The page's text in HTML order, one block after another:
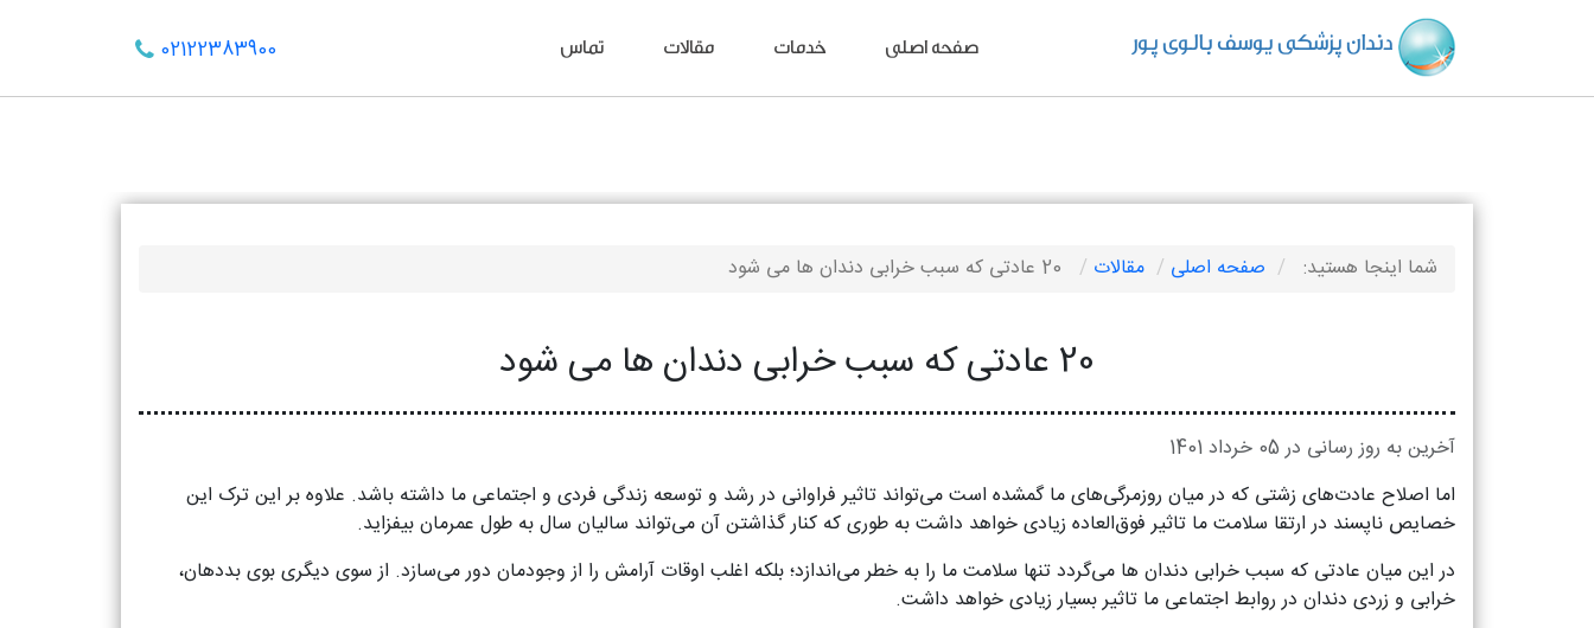
دندان پزشکی یوسف بالوی پور صفحه اصلی خدمات مقالات تماس 02122383900
شما اینجا هستید: صفحه اصلی مقالات
20 عادتی که سبب خرابی دندان ها می‌ شود
آخرین به روز رسانی در 05 خرداد 1401
اما اصلاح عادت‌های زشتی که در میان روزمرگی‌های ما گمشده است می‌تواند تاثیر فراوانی در رشد و توسعه زندگی فردی و اجتماعی ما داشته باشد. علاوه بر این ترک این
خصایص ناپسند در ارتقا سلامت ما تاثیر فوق‌العاده زیادی خواهد داشت به طوری که کنار گذاشتن آن می‌تواند سالیان سال به طول عمرمان بیفزاید.
در این میان عادتی که سبب خرابی دندان ها می‌گردد تنها سلامت ما را به خطر می‌اندازد؛ بلکه اغلب اوقات آرامش را از وجودمان دور می‌سازد. از سوی دیگری بوی بددهان،
خرابی و زردی دندان در روابط اجتماعی ما تاثیر بسیار زیادی خواهد داشت.